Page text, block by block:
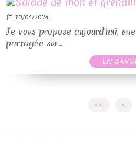
10/04/2024
Je vous propose aujourd'hui,
partagée sur...
EN
<< <